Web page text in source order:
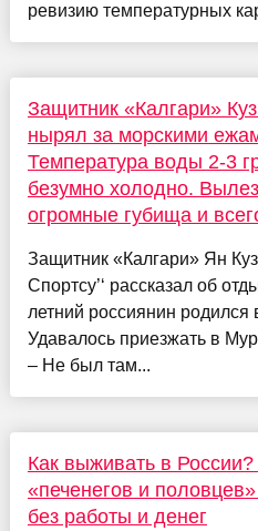
ревизию температурных
Защитник «Калгари»
нырял за морскими
Температура воды 2-3
безумно холодно.
огромные губища и
Защитник «Калгари» Ян
Спортсу’‘ рассказал об
летний россиянин
Удавалось приезжать в
– Не был там...
Как выживать в
«печенегов и
без работы и денег